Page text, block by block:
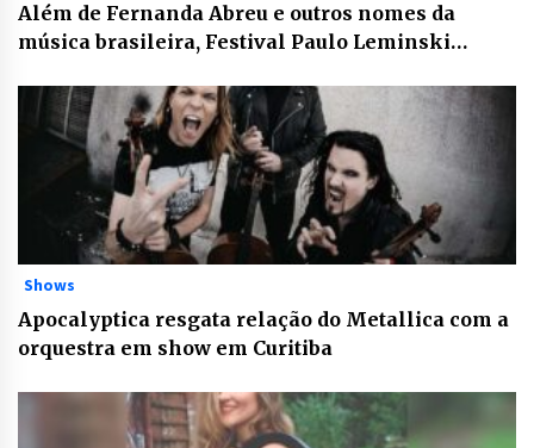
Além de Fernanda Abreu e outros nomes da
música brasileira, Festival Paulo Leminski
Shows
Apocalyptica resgata relação do Metallica com a
orquestra em show em Curitiba